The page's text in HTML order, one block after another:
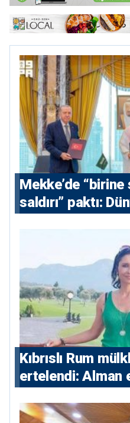
Mekke’de “birine
saldırı” paktı:
Kıbrıslı Rum
ertelendi: Alman